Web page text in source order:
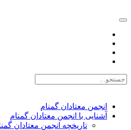
انجمن معتادان گمنام
آشنایی با انجمن معتادان گمنام
تاریخچه انجمن معتادان